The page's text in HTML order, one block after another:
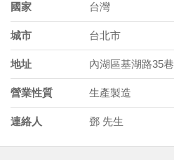
國家 台灣
城市 台北市
地址 內湖區基湖路35
營業性質 生產製造
連絡人 鄧 先生